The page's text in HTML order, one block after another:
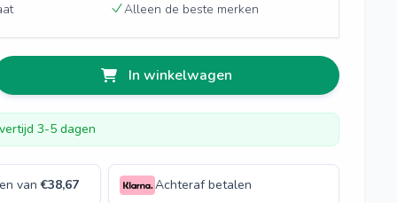
Alleen de beste merken
In winkelwagen
3-5 dagen
van€38,67 Achteraf betalen